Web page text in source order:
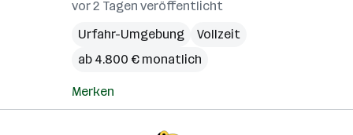
vor 2 Tagen veröffentlicht
Urfahr-Umgebung
Vollzeit
ab 4.800 € monatlich
Merken